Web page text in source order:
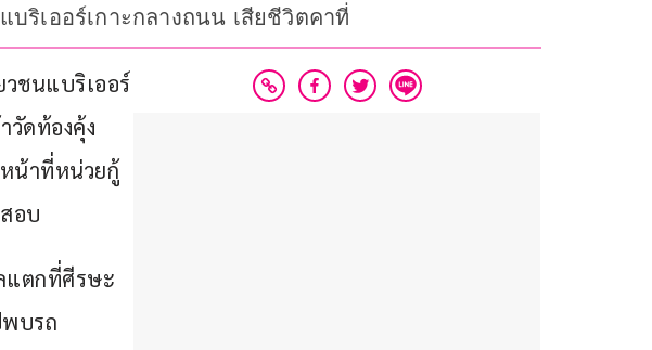
ริเออร์เกาะกลางถนน เสียชีวิตคาที่
ชนแบริเออร์
วัดท้องคุ้ง
น้าที่หน่วยกู้
อบ
แตกที่ศีรษะ
พบรถ